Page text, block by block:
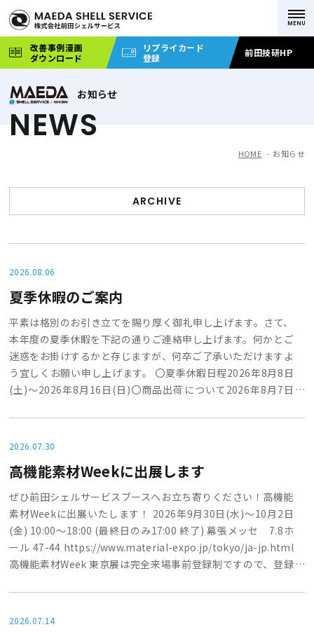
改善事例漫画
ダウンロード
リプライカード
登録
前田技研HP
お知らせ
NEWS
HOME お知らせ
ARCHIVE
2026.08.06
夏季休暇のご案内
平素は格別のお引き立てを賜り厚く御礼申し上げます。さて、
本年度の夏季休暇を下記の通りご連絡申し上げます。何かとご
迷惑をお掛けするかと存じますが、何卒ご了承いただけますよ
う宜しくお願い申し上げます。 〇夏季休暇日程2026年8月8日
(土)～2026年8月16日(日)〇商品出荷について2026年8月7日
（月）より通常出荷上記の通り8月7日12時以降にいただいたご
2026.07.30
高機能素材Weekに出展します
ぜひ前田シェルサービスブースへお立ち寄りください！高機能
素材Weekに出展いたします！ 2026年9月30日(水)～10月2日
(金) 10:00～18:00 (最終日のみ17:00 終了) 幕張メッセ 7.8ホ
ール 47-44 https://www.material-expo.jp/tokyo/ja-jp.html
高機能素材Week 東京展は完全来場事前登録制ですので、登録
降は、入場料5,000円(税抜)です。ご登録はお早めにお願いしま
2026.07.14